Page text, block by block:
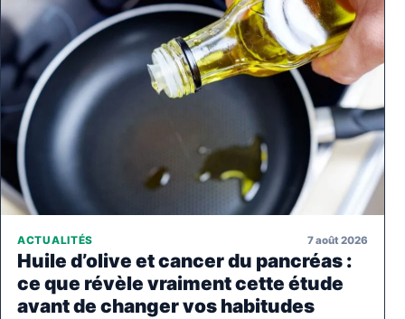
ACTUALITÉS 7 août 2026
Huile d’olive et cancer du pancréas :
ce que révèle vraiment cette étude
avant de changer vos habitudes